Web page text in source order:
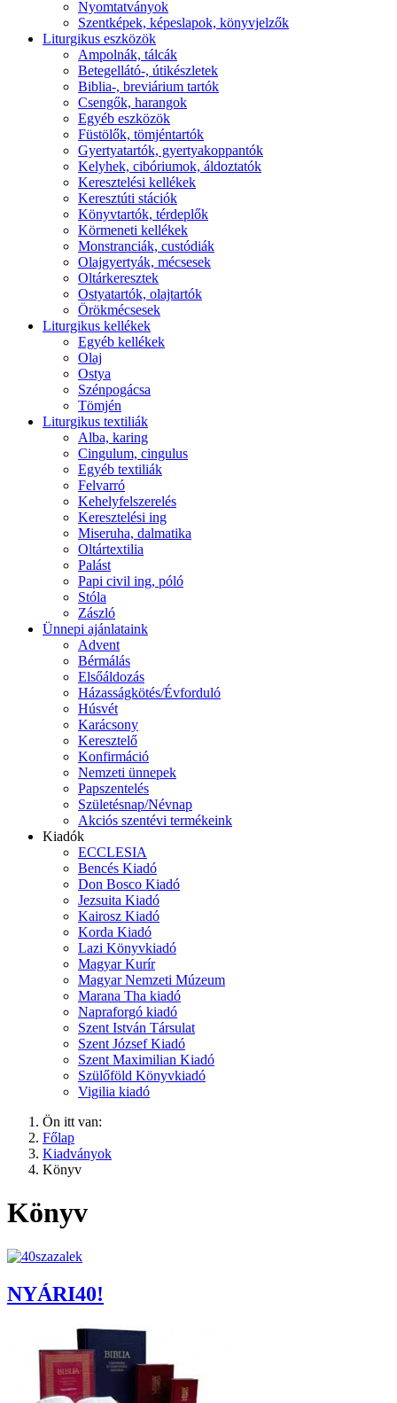
Nyomtatványok
Szentképek, képeslapok, könyvjelzők
Liturgikus eszközök
Ampolnák, tálcák
Betegellátó-, útikészletek
Biblia-, breviárium tartók
Csengők, harangok
Egyéb eszközök
Füstölők, tömjéntartók
Gyertyatartók, gyertyakoppantók
Kelyhek, cibóriumok, áldoztatók
Keresztelési kellékek
Keresztúti stációk
Könyvtartók, térdeplők
Körmeneti kellékek
Monstranciák, custódiák
Olajgyertyák, mécsesek
Oltárkeresztek
Ostyatartók, olajtartók
Örökmécsesek
Liturgikus kellékek
Egyéb kellékek
Olaj
Ostya
Szénpogácsa
Tömjén
Liturgikus textiliák
Alba, karing
Cingulum, cingulus
Egyéb textiliák
Felvarró
Kehelyfelszerelés
Keresztelési ing
Miseruha, dalmatika
Oltártextilia
Palást
Papi civil ing, póló
Stóla
Zászló
Ünnepi ajánlataink
Advent
Bérmálás
Elsőáldozás
Házasságkötés/Évforduló
Húsvét
Karácsony
Keresztelő
Konfirmáció
Nemzeti ünnepek
Papszentelés
Születésnap/Névnap
Akciós szentévi termékeink
Kiadók
ECCLESIA
Bencés Kiadó
Don Bosco Kiadó
Jezsuita Kiadó
Kairosz Kiadó
Korda Kiadó
Lazi Könyvkiadó
Magyar Kurír
Magyar Nemzeti Múzeum
Marana Tha kiadó
Napraforgó kiadó
Szent István Társulat
Szent József Kiadó
Szent Maximilian Kiadó
Szülőföld Könyvkiadó
Vigilia kiadó
Ön itt van:
Főlap
Kiadványok
Könyv
Könyv
NYÁRI40!